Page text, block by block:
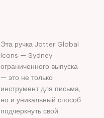
Эта ручка Jotter Global
Icons — Sydney
ограниченного выпуска
— это не только
инструмент для письма,
но и уникальный способ
подчеркнуть свой